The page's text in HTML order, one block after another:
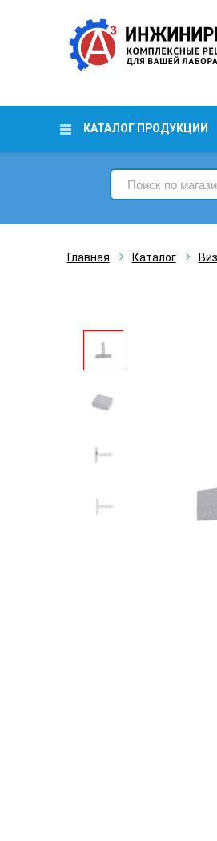
КАТАЛОГ ПРОДУКЦИИ
Главная Каталог